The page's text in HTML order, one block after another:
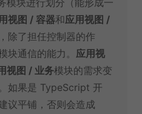
视图 / 容器和应用视图 /
除了担任控制器的作
块通信的能力。 应用视
视图 / 业务模块的需求变
如果是 TypeScript 开
议平铺，否则会造成